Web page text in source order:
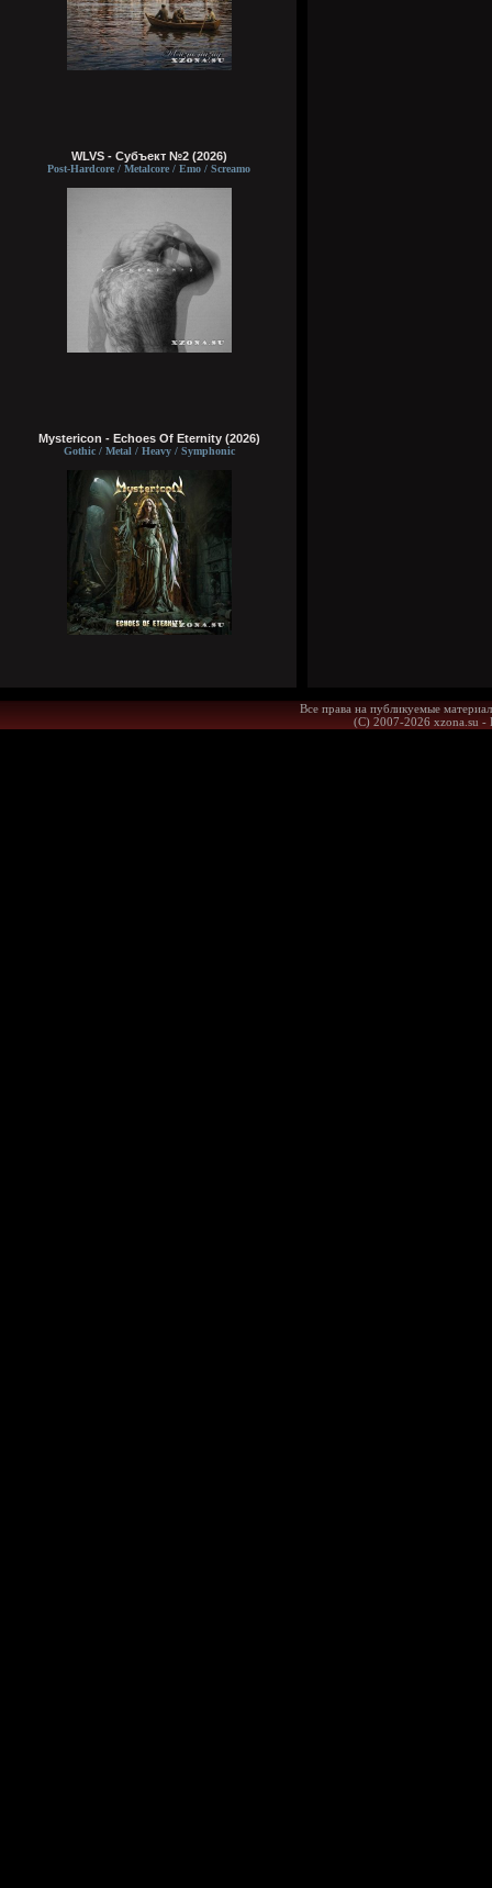
WLVS - Субъект №2 (2026)
Post-Hardcore / Metalcore / Emo / Screamo
Mystericon - Echoes Of Eternity (2026)
Gothic / Metal / Heavy / Symphonic
Все права на публикуемые
(С) 2007-2026 xzona.su -